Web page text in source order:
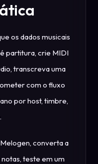
os dados musicais
partitura, crie MIDI
transcreva uma
com o fluxo
por host, timbre,
converta a
teste em um